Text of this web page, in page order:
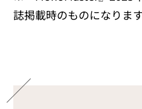
誌掲載時のものになりま